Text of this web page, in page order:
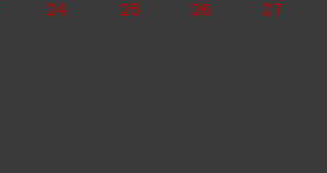
24 25 26
27